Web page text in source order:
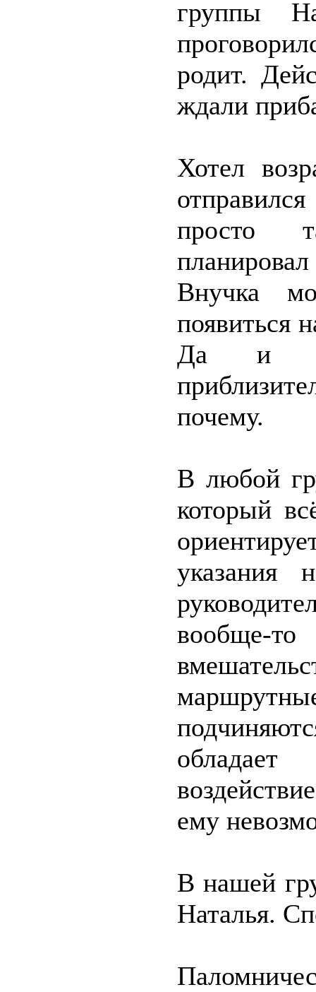
группы
родит.
ждали
Хотел
просто
Внучка
появиться
Да и
почему.
В любой
который
указания
вообще-
ему
В нашей
Наталья.